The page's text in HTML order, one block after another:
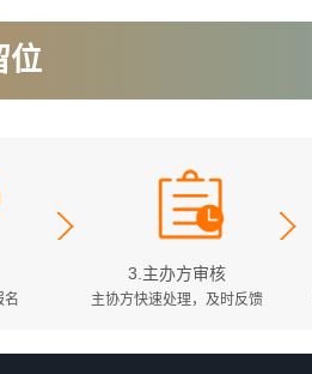
位
名
3.主办方审核
主协方快速处理，及时反馈